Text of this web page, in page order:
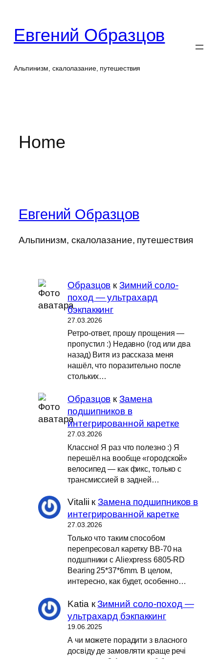
содержимому
Евгений Образцов
Альпинизм, скалолазание, путешествия
Home
Евгений Образцов
Альпинизм, скалолазание, путешествия
Образцов кЗимний соло-
поход — ультрахард
бэкпаккинг
27.03.2026
Ретро-ответ, прошу прощения —
пропустил :) Недавно (год или два
назад) Витя из рассказа меня
нашёл, что поразительно после
стольких…
Образцов кЗамена
подшипников в
интегрированной каретке
27.03.2026
Классно! Я раз что полезно :) Я
перешёл на вообще «городской»
велосипед — как фикс, только с
трансмиссией в задней…
Vitalii кЗамена подшипников в
интегрированной каретке
27.03.2026
Только что таким способом
перепресовал каретку BB-70 на
подшпники с Aliexpress 6805-RD
Bearing 25*37*6mm. В целом,
интересно, как будет, особенно…
Katia кЗимний соло-поход —
ультрахард бэкпаккинг
19.06.2025
А чи можете порадити з власного
досвіду де замовляти краще речі